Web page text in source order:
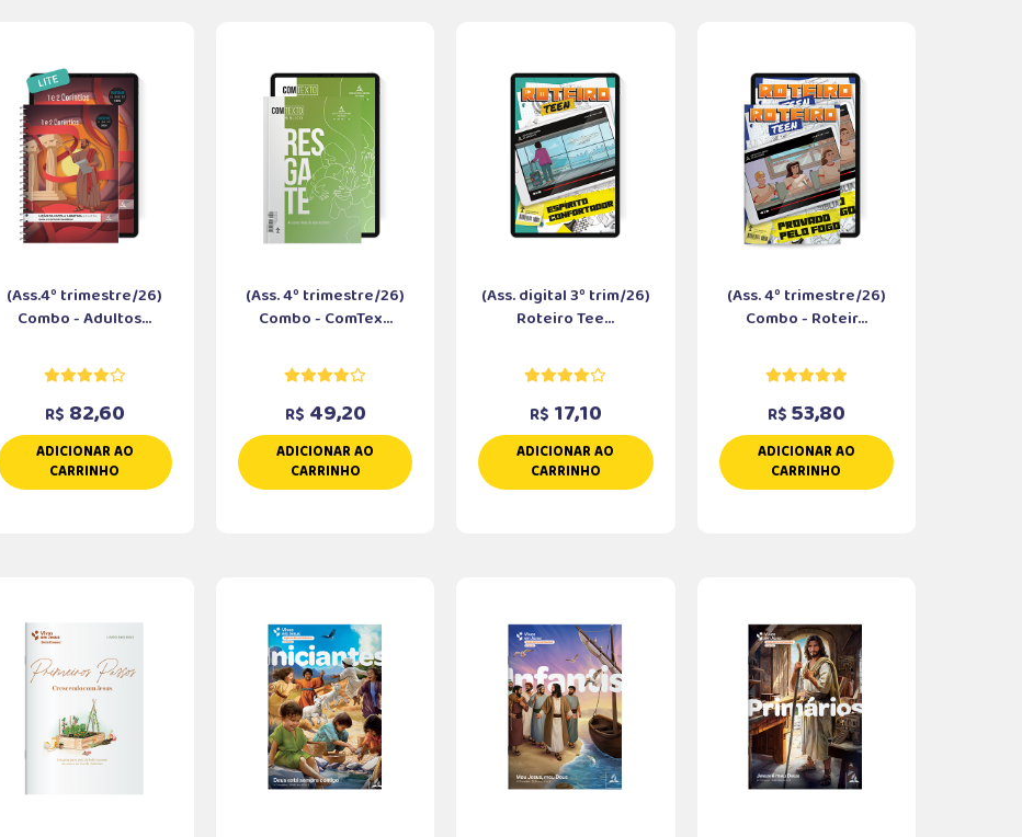
(Ass.4º trimestre/26)
Combo - Adultos...
R$ 82,60
ADICIONAR AO
CARRINHO
(Ass. 4º trimestre/26)
Combo - ComTex...
R$ 49,20
ADICIONAR AO
CARRINHO
(Ass. digital 3º trim/26)
Roteiro Tee...
R$ 17,10
ADICIONAR AO
CARRINHO
(Ass. 4º trimestre/26)
Combo - Roteir...
R$ 53,80
ADICIONAR AO
CARRINHO